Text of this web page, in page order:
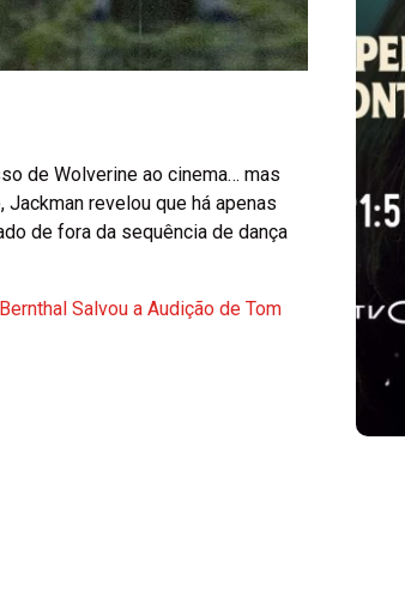
de Wolverine ao cinema… mas
revelou que há apenas
de fora da sequência de dança
Salvou a Audição de Tom
Man: Brand
segunda maior
estreia global de
sempre